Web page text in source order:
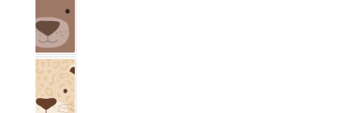
Beer
Leo